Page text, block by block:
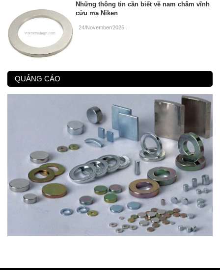
Những thông tin cần biết về nam châm vĩnh
cửu mạ Niken
24/November/2025
QUẢNG CÁO